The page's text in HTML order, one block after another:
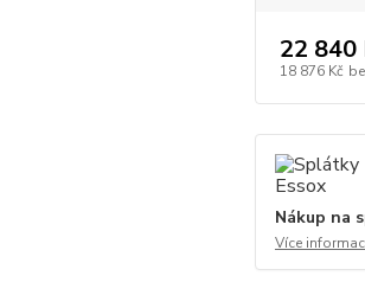
22 840
18 876 Kč
Nákup na
Více